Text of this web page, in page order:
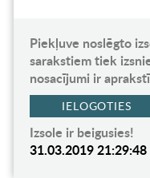
Piekļuve noslēgto
sarakstiem tiek
nosacījumi ir
IELOGOTIES
Izsole ir beigusies!
31.03.2019 21:29:48